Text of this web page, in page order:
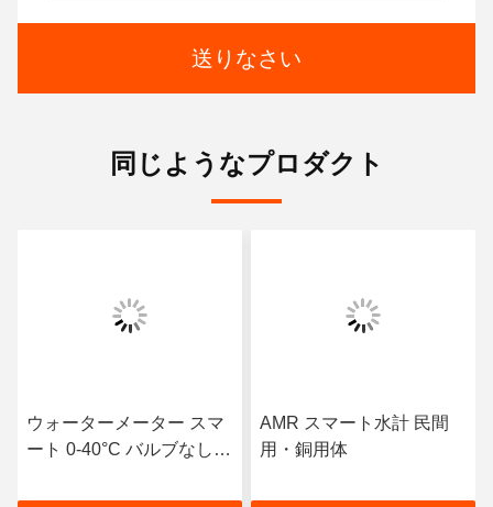
送りなさい
同じようなプロダクト
ウォーターメーター スマ
ート 0-40°C バルブなしで
AMR スマート水計 民間
用・銅用体